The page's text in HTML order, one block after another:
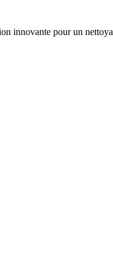
innovante pour un